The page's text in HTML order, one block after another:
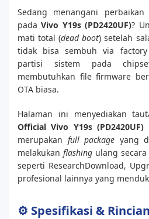
Sedang menangani
padaVivo Y19s (PD2420UF)?
mati total (dead boot) setelah
tidak bisa sembuh via
partisi sistem pada
membutuhkan file firmware
OTA biasa.
Halaman ini menyediakan
Official Vivo Y19s (PD2420UF)
merupakan full package yang
melakukan flashingulang secara
seperti ResearchDownload,
profesional lainnya yang
⚙️ Spesifikasi &